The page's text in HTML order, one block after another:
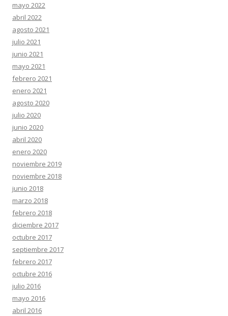
mayo 2022
abril 2022
agosto 2021
julio 2021
junio 2021
mayo 2021
febrero 2021
enero 2021
agosto 2020
julio 2020
junio 2020
abril 2020
enero 2020
noviembre 2019
noviembre 2018
junio 2018
marzo 2018
febrero 2018
diciembre 2017
octubre 2017
septiembre 2017
febrero 2017
octubre 2016
julio 2016
mayo 2016
abril 2016